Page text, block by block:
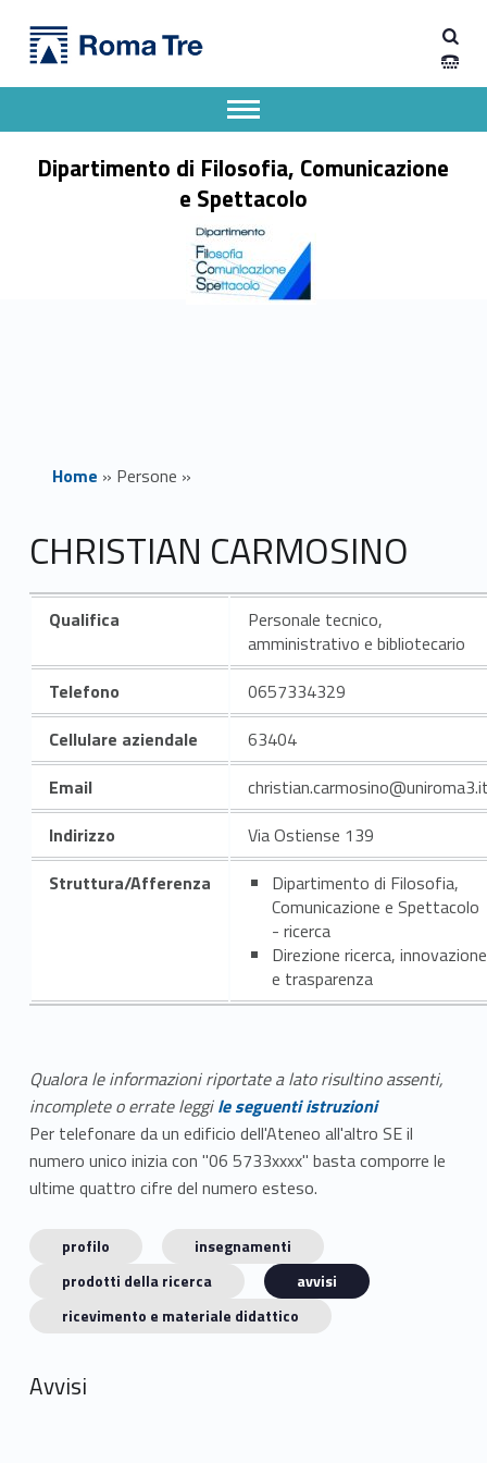
CHRISTIAN CARMOSINO - Dipartimento di Filosofia, Comunicazione e Spettacolo
Dipartimento di Filosofia, Comunicazione
e Spettacolo
Apri il menu secondario
Header info sidebar
Home » Persone »
CHRISTIAN CARMOSINO
Qualifica
Personale tecnico,
amministrativo e bibliotecario
Telefono
0657334329
Cellulare aziendale
63404
Email
Indirizzo
Via Ostiense 139
Struttura/Afferenza
Dipartimento di Filosofia,
Comunicazione e Spettacolo
- ricerca
Direzione ricerca, innovazione
e trasparenza
Qualora le informazioni riportate a lato risultino assenti,
incomplete o errate leggile seguenti istruzioni
Per telefonare da un edificio dell'Ateneo all'altro SE il
numero unico inizia con "06 5733xxxx" basta comporre le
ultime quattro cifre del numero esteso.
profilo
insegnamenti
prodotti della ricerca
avvisi
ricevimento e materiale didattico
Avvisi